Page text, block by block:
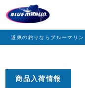
道東の釣りならブルーマリ
商品入荷情報